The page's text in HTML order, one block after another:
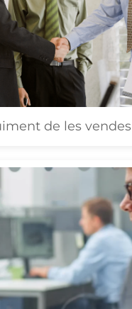
de les vendes